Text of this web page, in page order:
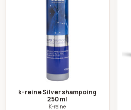
k-reine Silver shampoing
250 ml
K-reine